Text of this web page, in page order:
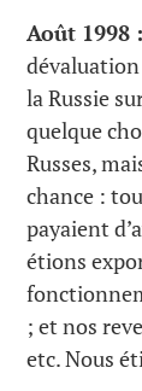
Août 1998 :
la Russie
quelque
Russes,
chance :
payaient
étions
; et nos
etc. Nous